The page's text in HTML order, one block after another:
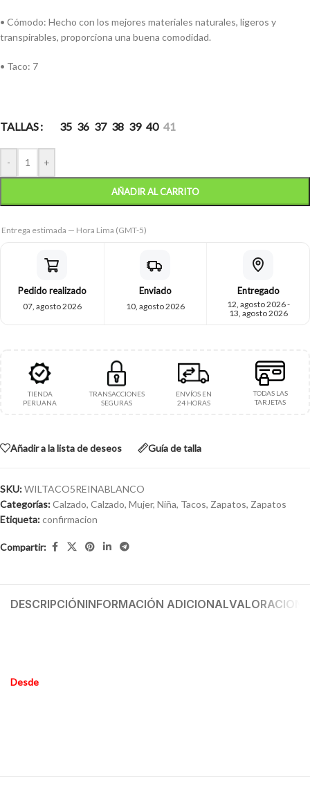
• Cómodo: Hecho con los mejores materiales naturales, ligeros y
transpirables, proporciona una buena comodidad.
• Taco: 7
TALLAS 35 36 37 38 39 40 41
- +
AÑADIR AL CARRITO
Entrega estimada — Hora Lima (GMT-5)
Pedido realizado
07, agosto 2026
Enviado
10, agosto 2026
Entregado
12, agosto 2026 -
13, agosto 2026
TIENDA
PERUANA
TRANSACCIONES
SEGURAS
ENVÍOS EN
24 HORAS
TODAS LAS
TARJETAS
Añadir a la lista de deseos Guía de talla
SKU:WILTACO5REINABLANCO
Categorías:Calzado, Calzado, Mujer, Niña, Tacos, Zapatos, Zapatos
Etiqueta:confirmacion
Compartir:
DESCRIPCIÓNINFORMACIÓN ADICIONAL
Desde